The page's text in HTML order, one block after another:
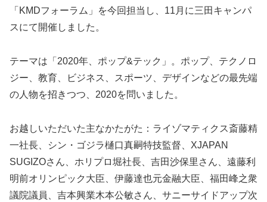
「KMDフォーラム」を今回担当し、11月に三田キャンパ
スにて開催しました。
テーマは「2020年、ポップ&テック」。ポップ、テクノロ
ジー、教育、ビジネス、スポーツ、デザインなどの最先端
の人物を招きつつ、2020を問いました。
お越しいただいた主なかたがた：ライゾマティクス斎藤精
一社長、シン・ゴジラ樋口真嗣特技監督、XJAPAN
SUGIZOさん、ホリプロ堀社長、吉田沙保里さん、遠藤利
明前オリンピック大臣、伊藤達也元金融大臣、福田峰之衆
議院議員、吉本興業木本公敏さん、サニーサイドアップ次